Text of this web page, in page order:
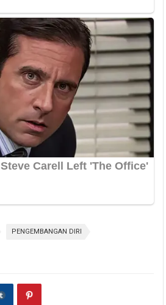
PENGEMBANGAN DIRI